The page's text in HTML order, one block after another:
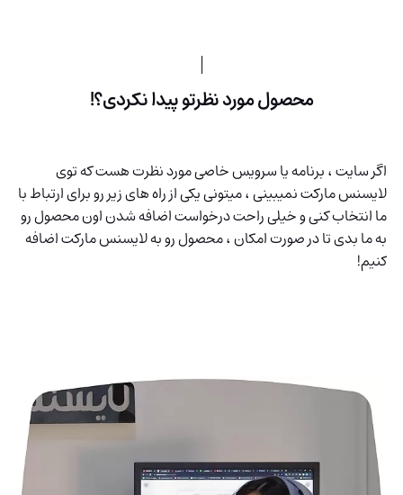
محصول مورد نظرتو پیدا نکردی؟!
اگر سایت ، برنامه یا سرویس خاصی مورد نظرت هست که توی
لایسنس مارکت نمیبینی ، میتونی یکی از راه های زیر رو برای ارتباط با
ما انتخاب کنی و خیلی راحت درخواست اضافه شدن اون محصول رو
به ما بدی تا در صورت امکان ، محصول رو به لایسنس مارکت اضافه
کنیم!